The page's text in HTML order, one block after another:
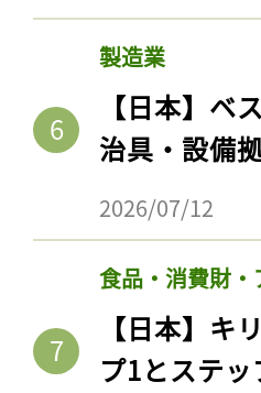
製造業
【日本】ベ
治具・設備
2026/07/12
食品・消費財・
【日本】キ
プ1とステ